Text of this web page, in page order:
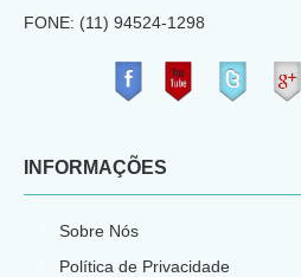
FONE: (11) 94524-1298
INFORMAÇÕES
Sobre Nós
Política de Privacidade